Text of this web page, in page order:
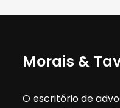
Morais &
O escritório de